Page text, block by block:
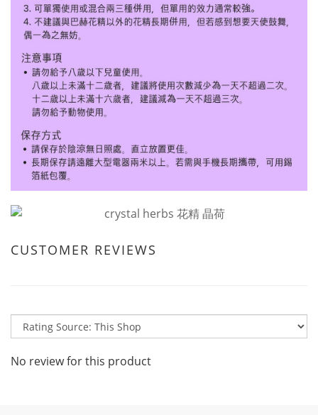
CUSTOMER REVIEWS
No review for this product